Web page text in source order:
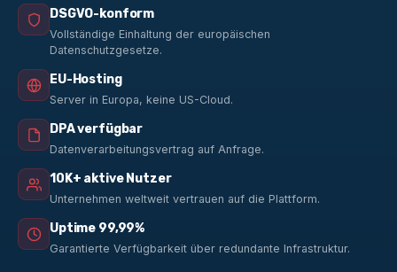
DSGVO-konform
Vollständige Einhaltung der europäischen
Datenschutzgesetze.
EU-Hosting
Server in Europa, keine US-Cloud.
DPA verfügbar
Datenverarbeitungsvertrag auf Anfrage.
10K+ aktive Nutzer
Unternehmen weltweit vertrauen auf die Plattform.
Uptime 99,99%
Garantierte Verfügbarkeit über redundante Infrastruktur.